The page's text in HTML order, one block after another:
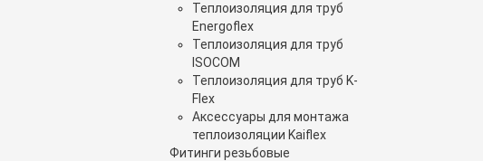
Теплоизоляция для труб
Energoflex
Теплоизоляция для труб
ISOCOM
Теплоизоляция для труб K-
Flex
Аксессуары для монтажа
теплоизоляции Kaiflex
Фитинги резьбовые